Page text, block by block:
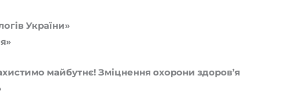
України»
майбутнє! Зміцнення охорони здоров’я